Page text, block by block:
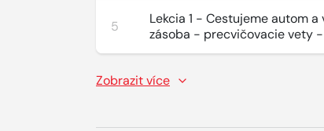
5
Lekcia 1 - Cestujeme autom
zásoba - precvičovacie vety
Zobrazit více